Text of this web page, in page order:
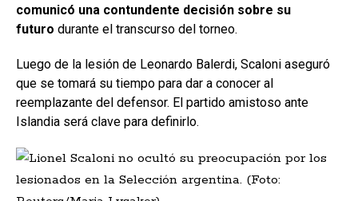
comunicó una contundente decisión sobre su
futuro durante el transcurso del torneo.
Luego de la lesión de Leonardo Balerdi, Scaloni aseguró
que se tomará su tiempo para dar a conocer al
reemplazante del defensor. El partido amistoso ante
Islandia será clave para definirlo.